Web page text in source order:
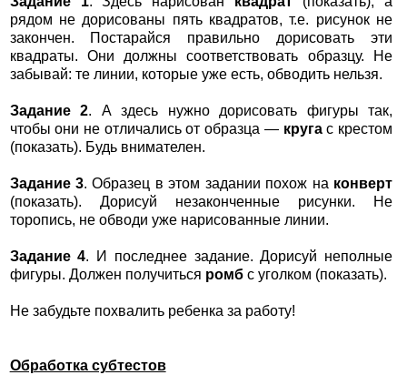
рядом не дорисованы пять квадратов, т.е. рисунок не
закончен. Постарайся правильно дорисовать эти
квадраты. Они должны соответствовать образцу. Не
забывай: те линии, которые уже есть, обводить нельзя.
Задание 2. А здесь нужно дорисовать фигуры так,
чтобы они не отличались от образца — кругас крестом
(показать). Будь внимателен.
Задание 3. Образец в этом задании похож на конверт
(показать). Дорисуй незаконченные рисунки. Не
торопись, не обводи уже нарисованные линии.
Задание 4. И последнее задание. Дорисуй неполные
фигуры. Должен получиться ромбс уголком (показать).
Не забудьте похвалить ребенка за работу!
Обработка субтестов